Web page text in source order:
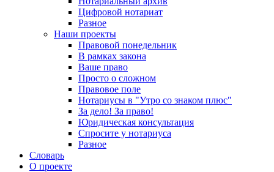
Цифровой нотариат
Разное
Наши проекты
Правовой понедельник
В рамках закона
Ваше право
Просто о сложном
Правовое поле
Нотариусы в "Утро со знаком плюс"
За дело! За право!
Юридическая консультация
Спросите у нотариуса
Разное
Словарь
О проекте